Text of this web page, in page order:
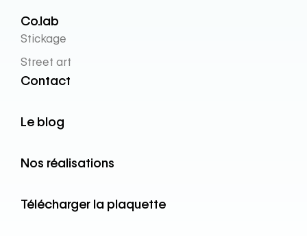
Co.lab
Stickage
Street art
Contact
Le blog
Nos réalisations
Télécharger la plaquette